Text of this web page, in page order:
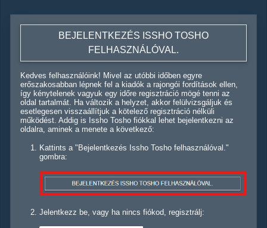
BEJELENTKEZÉS ISSHO TOSHO
FELHASZNÁLÓVAL.
Kedves felhasználóink! Mivel az utóbbi időben egyre
erőszakosabban lépnek fel a kiadók a rajongói fordítások ellen,
így kénytelenek vagyuk egy időre regisztráció mögé tenni az
oldal tartalmát. Ha változik a helyzet, akkor felülvizsgáljuk és
esetlegesen visszaállítjuk a kötelező regisztráció nélküli
működést. Addig is Issho Tosho fiókkal lehet bejelentkezni az
oldalra, aminek a menete a következő:
Kattints a "Bejelentkezés Issho Tosho felhasználóval."
gombra:
Jelentkezz be, vagy ha nincs fiókod, regisztrálj: